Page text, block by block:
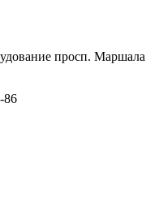
просп.
86